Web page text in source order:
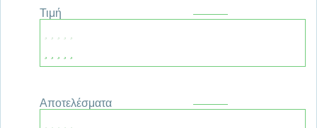
Τιμή
Αποτελέσματα